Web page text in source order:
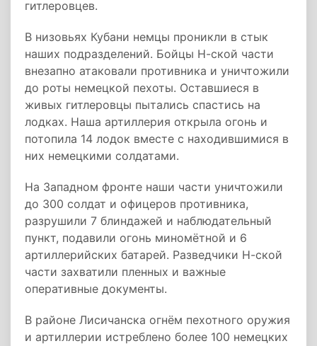
гитлеровцев.
В низовьях Кубани немцы проникли в стык
наших подразделений. Бойцы Н-ской части
внезапно атаковали противника и уничтожили
до роты немецкой пехоты. Оставшиеся в
живых гитлеровцы пытались спастись на
лодках. Наша артиллерия открыла огонь и
потопила 14 лодок вместе с находившимися в
них немецкими солдатами.
На Западном фронте наши части уничтожили
до 300 солдат и офицеров противника,
разрушили 7 блиндажей и наблюдательный
пункт, подавили огонь миномётной и 6
артиллерийских батарей. Разведчики Н-ской
части захватили пленных и важные
оперативные документы.
В районе Лисичанска огнём пехотного оружия
и артиллерии истреблено более 100 немецких